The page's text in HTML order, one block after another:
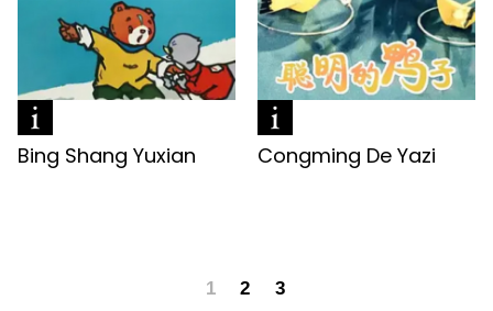
Bing Shang Yuxian Congming De Yazi
1 2 3